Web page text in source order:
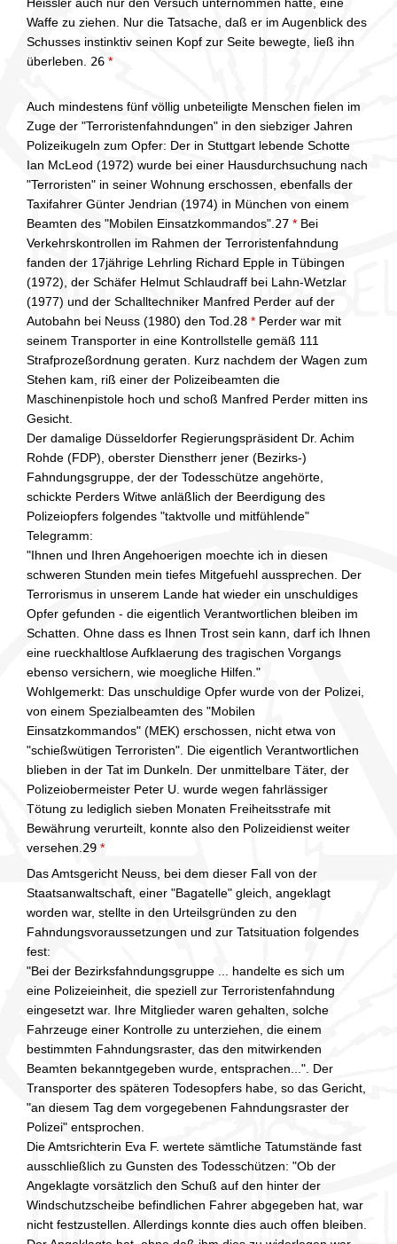
Heissler auch nur den Versuch unternommen hätte, eine
Waffe zu ziehen. Nur die Tatsache, daß er im Augenblick des
Schusses instinktiv seinen Kopf zur Seite bewegte, ließ ihn
überleben. 26 *
Auch mindestens fünf völlig unbeteiligte Menschen fielen im
Zuge der "Terroristenfahndungen" in den siebziger Jahren
Polizeikugeln zum Opfer: Der in Stuttgart lebende Schotte
Ian McLeod (1972) wurde bei einer Hausdurchsuchung nach
"Terroristen" in seiner Wohnung erschossen, ebenfalls der
Taxifahrer Günter Jendrian (1974) in München von einem
Beamten des "Mobilen Einsatzkommandos".27 * Bei
Verkehrskontrollen im Rahmen der Terroristenfahndung
fanden der 17jährige Lehrling Richard Epple in Tübingen
(1972), der Schäfer Helmut Schlaudraff bei Lahn-Wetzlar
(1977) und der Schalltechniker Manfred Perder auf der
Autobahn bei Neuss (1980) den Tod.28 * Perder war mit
seinem Transporter in eine Kontrollstelle gemäß 111
Strafprozeßordnung geraten. Kurz nachdem der Wagen zum
Stehen kam, riß einer der Polizeibeamten die
Maschinenpistole hoch und schoß Manfred Perder mitten ins
Gesicht.
Der damalige Düsseldorfer Regierungspräsident Dr. Achim
Rohde (FDP), oberster Dienstherr jener (Bezirks-)
Fahndungsgruppe, der der Todesschütze angehörte,
schickte Perders Witwe anläßlich der Beerdigung des
Polizeiopfers folgendes "taktvolle und mitfühlende"
Telegramm:
"Ihnen und Ihren Angehoerigen moechte ich in diesen
schweren Stunden mein tiefes Mitgefuehl aussprechen. Der
Terrorismus in unserem Lande hat wieder ein unschuldiges
Opfer gefunden - die eigentlich Verantwortlichen bleiben im
Schatten. Ohne dass es Ihnen Trost sein kann, darf ich Ihnen
eine rueckhaltlose Aufklaerung des tragischen Vorgangs
ebenso versichern, wie moegliche Hilfen."
Wohlgemerkt: Das unschuldige Opfer wurde von der Polizei,
von einem Spezialbeamten des "Mobilen
Einsatzkommandos" (MEK) erschossen, nicht etwa von
"schießwütigen Terroristen". Die eigentlich Verantwortlichen
blieben in der Tat im Dunkeln. Der unmittelbare Täter, der
Polizeiobermeister Peter U. wurde wegen fahrlässiger
Tötung zu lediglich sieben Monaten Freiheitsstrafe mit
Bewährung verurteilt, konnte also den Polizeidienst weiter
versehen.29 *
Das Amtsgericht Neuss, bei dem dieser Fall von der
Staatsanwaltschaft, einer "Bagatelle" gleich, angeklagt
worden war, stellte in den Urteilsgründen zu den
Fahndungsvoraussetzungen und zur Tatsituation folgendes
fest:
"Bei der Bezirksfahndungsgruppe ... handelte es sich um
eine Polizeieinheit, die speziell zur Terroristenfahndung
eingesetzt war. Ihre Mitglieder waren gehalten, solche
Fahrzeuge einer Kontrolle zu unterziehen, die einem
bestimmten Fahndungsraster, das den mitwirkenden
Beamten bekanntgegeben wurde, entsprachen...". Der
Transporter des späteren Todesopfers habe, so das Gericht,
"an diesem Tag dem vorgegebenen Fahndungsraster der
Polizei" entsprochen.
Die Amtsrichterin Eva F. wertete sämtliche Tatumstände fast
ausschließlich zu Gunsten des Todesschützen: "Ob der
Angeklagte vorsätzlich den Schuß auf den hinter der
Windschutzscheibe befindlichen Fahrer abgegeben hat, war
nicht festzustellen. Allerdings konnte dies auch offen bleiben.